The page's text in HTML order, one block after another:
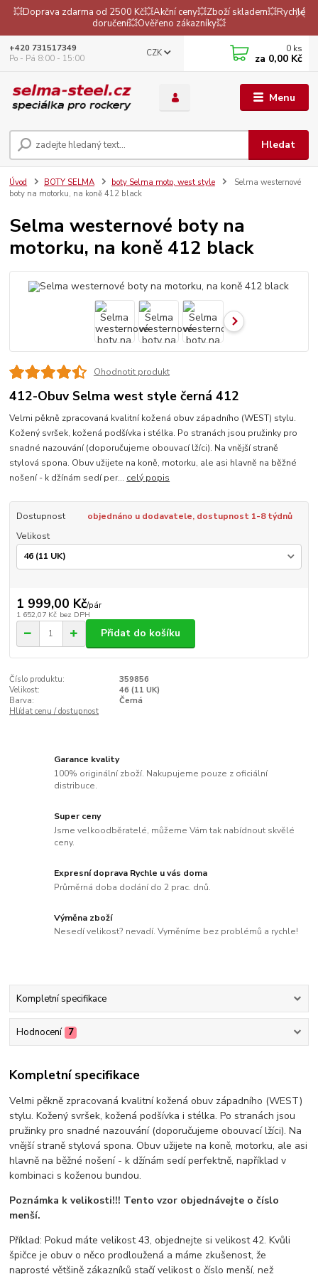
💥Doprava zdarma od 2500 Kč💥Akční ceny💥Zboží skladem💥Rychlé
doručení💥Ověřeno zákazníky💥
Menu
CZK
Hledat
+420 731517349
Po - Pá 8:00 - 15:00
0 ks
za 0,00 Kč
Úvod BOTY SELMA boty Selma moto, west style
Selma westernové
boty na motorku, na koně 412 black
Selma westernové boty na
motorku, na koně 412 black
Ohodnotit produkt
412-Obuv Selma west style černá 412
Velmi pěkně zpracovaná kvalitní kožená obuv západního (WEST) stylu.
Kožený svršek, kožená podšívka i stélka. Po stranách jsou pružinky pro
snadné nazouvání (doporučujeme obouvací lžíci). Na vnější straně
stylová spona. Obuv užijete na koně, motorku, ale asi hlavně na běžné
nošení - k džínám sedí per... celý popis
Dostupnost
objednáno u dodavatele, dostupnost 1-8 týdnů
Velikost
1 999,00 Kč/pár
1 652,07 Kč bez DPH
Přidat do košíku
Číslo produktu:
359856
Velikost:
46 (11 UK)
Barva:
Černá
Hlídat cenu / dostupnost
Garance kvality
100% originální zboží. Nakupujeme pouze z oficiální
distribuce.
Super ceny
Jsme velkoodběratelé, můžeme Vám tak nabídnout skvělé
ceny.
Expresní doprava Rychle u vás doma
Průměrná doba dodání do 2 prac. dnů.
Výměna zboží
Nesedí velikost? nevadí. Vyměníme bez problémů a rychle!
Kompletní specifikace
Hodnocení 7
Kompletní specifikace
Velmi pěkně zpracovaná kvalitní kožená obuv západního (WEST)
stylu. Kožený svršek, kožená podšívka i stélka. Po stranách jsou
pružinky pro snadné nazouvání (doporučujeme obouvací lžíci). Na
vnější straně stylová spona. Obuv užijete na koně, motorku, ale asi
hlavně na běžné nošení - k džínám sedí perfektně, například v
kombinaci s koženou bundou.
Poznámka k velikosti!!! Tento vzor objednávejte o číslo
menší.
Příklad: Pokud máte velikost 43, objednejte si velikost 42. Kvůli
špičce je obuv o něco prodloužená a máme zkušenost, že
naprosté většině zákazníků stačí velikost o číslo menší, než